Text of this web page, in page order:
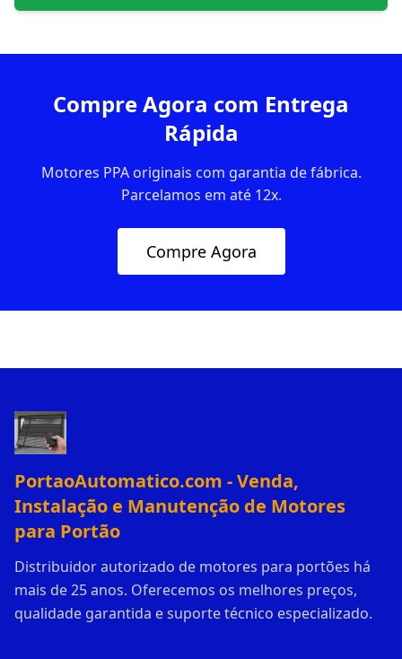
Compre Agora com Entrega
Rápida
Motores PPA originais com garantia de fábrica.
Parcelamos em até 12x.
Compre Agora
PortaoAutomatico.com - Venda,
Instalação e Manutenção de Motores
para Portão
Distribuidor autorizado de motores para portões há
mais de 25 anos. Oferecemos os melhores preços,
qualidade garantida e suporte técnico especializado.